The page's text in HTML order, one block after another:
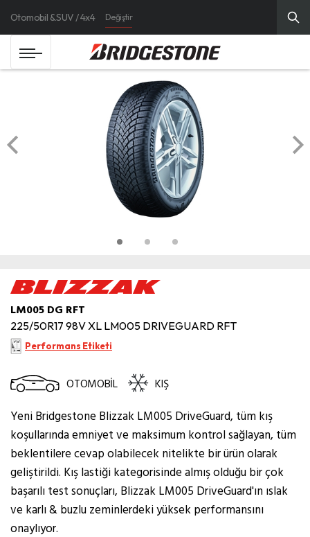
Otomobil & SUV / 4x4 Değiştir
LM005 DG RFT
225/50R17 98V XL LM005 DRIVEGUARD RFT
Performans Etiketi
OTOMOBİL KIŞ
Yeni Bridgestone Blizzak LM005 DriveGuard, tüm kış
koşullarında emniyet ve maksimum kontrol sağlayan, tüm
beklentilere cevap olabilecek nitelikte bir ürün olarak
geliştirildi. Kış lastiği kategorisinde almış olduğu bir çok
başarılı test sonuçları, Blizzak LM005 DriveGuard'ın ıslak
ve karlı & buzlu zeminlerdeki yüksek performansını
onaylıyor.